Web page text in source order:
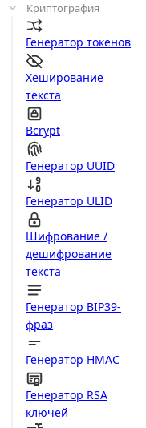
Криптография
Генератор токенов
Хеширование
текста
Bcrypt
Генератор UUID
Генератор ULID
Шифрование /
дешифрование
текста
Генератор BIP39-
фраз
Генератор HMAC
Генератор RSA
ключей